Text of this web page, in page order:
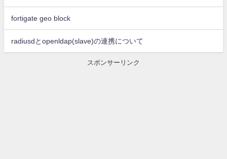
fortigate geo block
radiusdとopenldap(slave)の連携について
スポンサーリンク